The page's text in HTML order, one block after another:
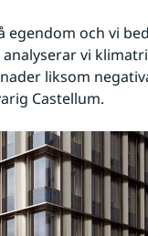
och vi
vi
liksom
Castellum.